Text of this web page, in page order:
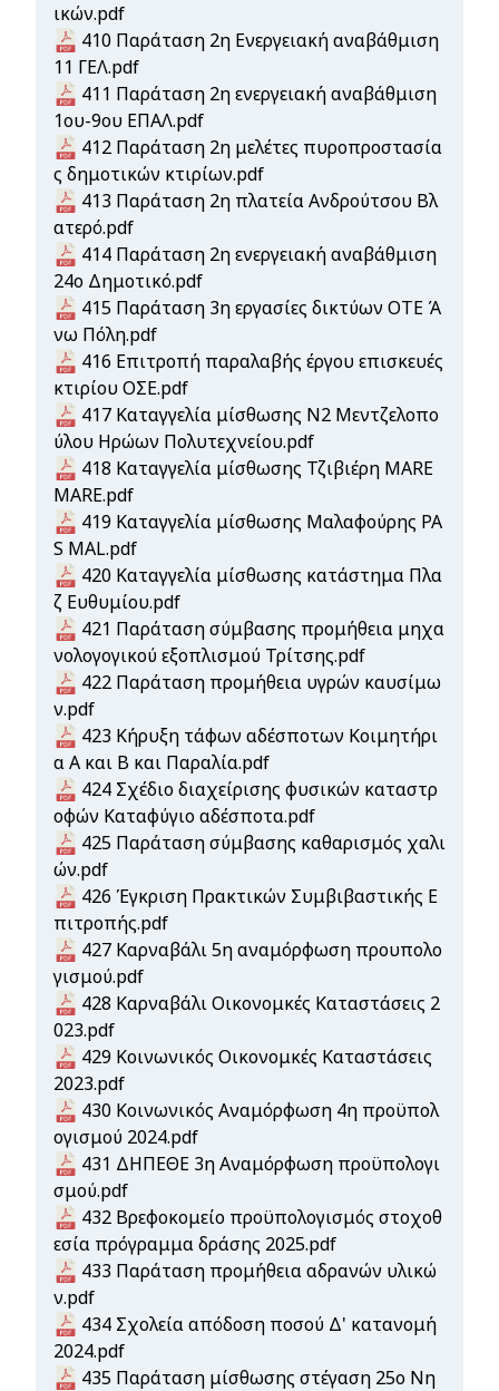
ικών.pdf
Document
410 Παράταση 2η Ενεργειακή αναβάθμιση
11 ΓΕΛ.pdf
Document
411 Παράταση 2η ενεργειακή αναβάθμιση
1ου-9ου ΕΠΑΛ.pdf
Document
412 Παράταση 2η μελέτες πυροπροστασία
ς δημοτικών κτιρίων.pdf
Document
413 Παράταση 2η πλατεία Ανδρούτσου Βλ
ατερό.pdf
Document
414 Παράταση 2η ενεργειακή αναβάθμιση
24ο Δημοτικό.pdf
Document
415 Παράταση 3η εργασίες δικτύων ΟΤΕ Ά
νω Πόλη.pdf
Document
416 Επιτροπή παραλαβής έργου επισκευές
κτιρίου ΟΣΕ.pdf
Document
417 Καταγγελία μίσθωσης Ν2 Μεντζελοπο
ύλου Ηρώων Πολυτεχνείου.pdf
Document
418 Καταγγελία μίσθωσης Τζιβιέρη MARE
MARE.pdf
Document
419 Καταγγελία μίσθωσης Μαλαφούρης PA
S MAL.pdf
Document
420 Καταγγελία μίσθωσης κατάστημα Πλα
ζ Ευθυμίου.pdf
Document
421 Παράταση σύμβασης προμήθεια μηχα
νολογογικού εξοπλισμού Τρίτσης.pdf
Document
422 Παράταση προμήθεια υγρών καυσίμω
ν.pdf
Document
423 Κήρυξη τάφων αδέσποτων Κοιμητήρι
α Α και Β και Παραλία.pdf
Document
424 Σχέδιο διαχείρισης φυσικών καταστρ
οφών Καταφύγιο αδέσποτα.pdf
Document
425 Παράταση σύμβασης καθαρισμός χαλι
ών.pdf
Document
426 Έγκριση Πρακτικών Συμβιβαστικής Ε
πιτροπής.pdf
Document
427 Καρναβάλι 5η αναμόρφωση προυπολο
γισμού.pdf
Document
428 Καρναβάλι Οικονομκές Καταστάσεις 2
023.pdf
Document
429 Κοινωνικός Οικονομκές Καταστάσεις
2023.pdf
Document
430 Κοινωνικός Αναμόρφωση 4η προϋπολ
ογισμού 2024.pdf
Document
431 ΔΗΠΕΘΕ 3η Αναμόρφωση προϋπολογι
σμού.pdf
Document
432 Βρεφοκομείο προϋπολογισμός στοχοθ
εσία πρόγραμμα δράσης 2025.pdf
Document
433 Παράταση προμήθεια αδρανών υλικώ
ν.pdf
Document
434 Σχολεία απόδοση ποσού Δ' κατανομή
2024.pdf
Document
435 Παράταση μίσθωσης στέγαση 25ο Νη